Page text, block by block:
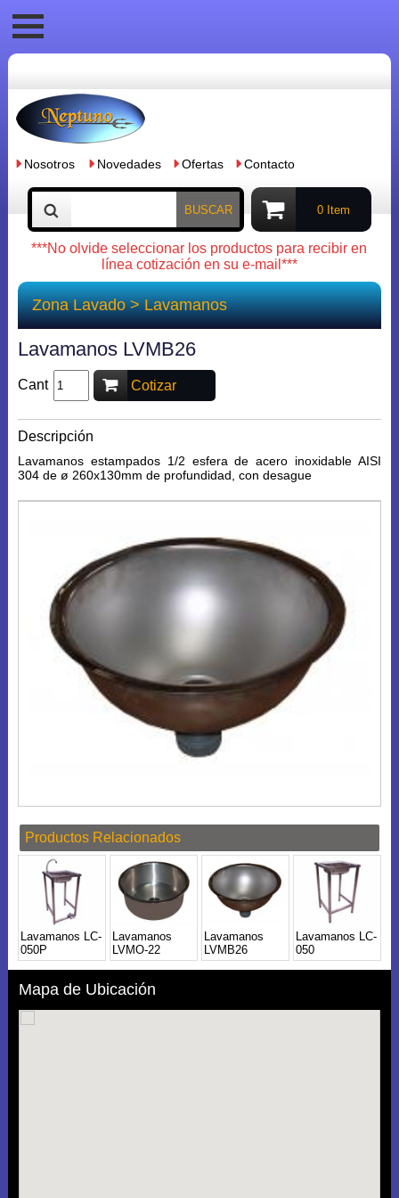
Nosotros Novedades Ofertas Contacto
BUSCAR 0 Item
***No olvide seleccionar los productos para recibir en
línea cotización en su e-mail***
Zona Lavado>Lavamanos
Lavamanos LVMB26
Cant Cotizar
Descripción
Lavamanos estampados 1/2 esfera de acero inoxidable AISI
304 de ø 260x130mm de profundidad, con desague
Productos Relacionados
Lavamanos LC-
050P
Lavamanos
LVMO-22
Lavamanos
LVMB26
Lavamanos LC-
050
Mapa de Ubicación